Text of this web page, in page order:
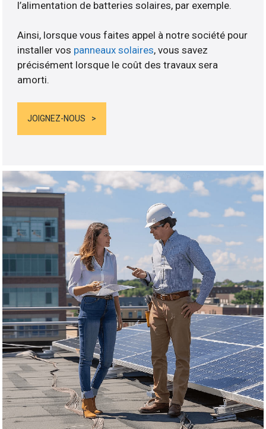
l’alimentation de batteries solaires, par exemple.
Ainsi, lorsque vous faites appel à notre société pour
installer vos panneaux solaires, vous savez
précisément lorsque le coût des travaux sera
amorti.
JOIGNEZ-NOUS